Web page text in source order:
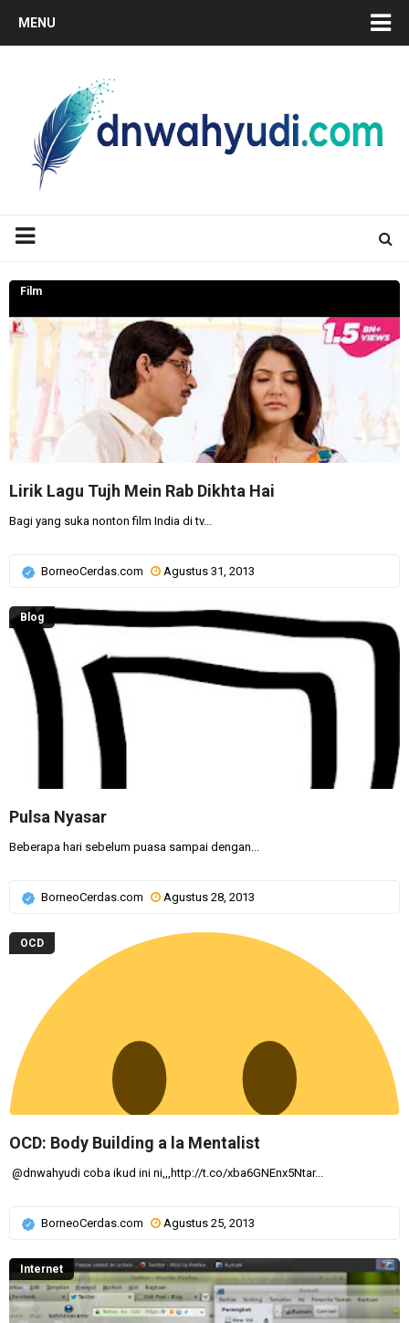
MENU
Lirik Lagu Tujh Mein Rab Dikhta Hai
Film
Bagi yang suka nonton film India di tv...
BorneoCerdas.com Agustus 31, 2013
Pulsa Nyasar
Blog
Beberapa hari sebelum puasa sampai dengan...
BorneoCerdas.com Agustus 28, 2013
OCD: Body Building a la Mentalist
OCD
@dnwahyudi coba ikud ini ni,,,http://t.co/xba6GNEnx5Ntar...
BorneoCerdas.com Agustus 25, 2013
Internet